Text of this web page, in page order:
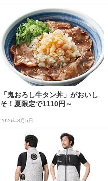
「鬼おろし牛タン丼」がおいし
そ！夏限定で1110円～
2026年8月5日